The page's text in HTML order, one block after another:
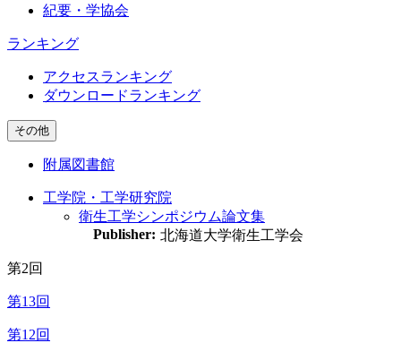
紀要・学協会
ランキング
アクセスランキング
ダウンロードランキング
その他
附属図書館
工学院・工学研究院
衛生工学シンポジウム論文集
Publisher: 北海道大学衛生工学会
第2回
第13回
第12回